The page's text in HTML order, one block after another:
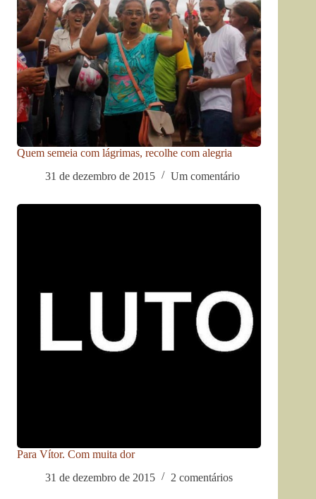
Quem semeia com lágrimas, recolhe com alegria
31 de dezembro de 2015
Um comentário
Para Vítor. Com muita dor
31 de dezembro de 2015
2 comentários